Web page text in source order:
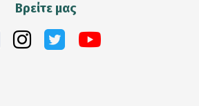
Βρείτε μας